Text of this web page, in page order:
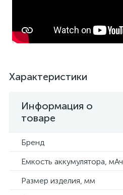
Характеристики
Информация о
товаре
Бренд
Емкость аккумулятора, мАч
Размер изделия, мм